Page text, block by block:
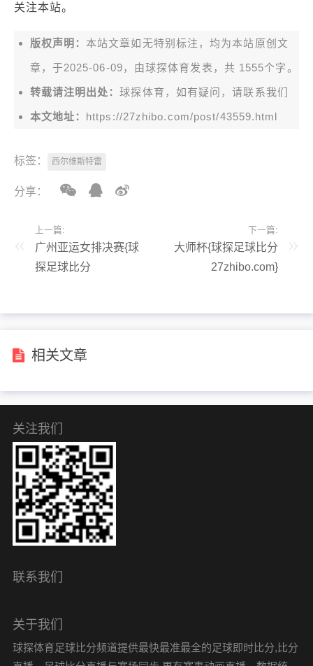
关注本站。
版权声明： 本站文章如无特别标注，均为本站原创文
章，于2025-06-09，由球探体育 发表，共 1555个字。
转载请注明出处：球探体育，如有疑问，请联系我们
本文地址： https://27zhibo.com/post/43559.html
标签： 西尔维斯特雷
分享：
上一篇:
广州亚运女排决赛{球
探足球比分
下一篇:
大师杯{球探足球比分
27zhibo.com}
相关文章
关注我们
联系我们
关于我们
球探体育足球比分频道提供最快最准最全的足球即时比分,比分